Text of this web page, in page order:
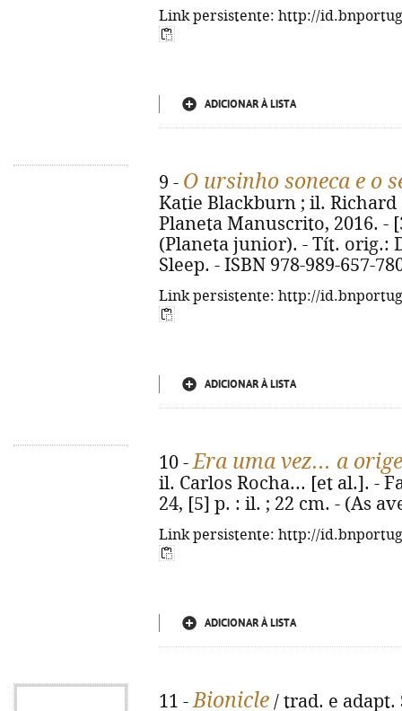
Link persistente: http://
ADICIONAR À LISTA
9 - O ursinho soneca e o
Katie Blackburn ; il. Richard
Planeta Manuscrito, 2016. -
(Planeta junior). - Tít. orig.:
Sleep. - ISBN 978-989-657-
Link persistente: http://
ADICIONAR À LISTA
10 -Era uma vez... a
il. Carlos Rocha... [et al.]. -
24, [5] p. : il. ; 22 cm. - (As
Link persistente: http://
ADICIONAR À LISTA
11 -Bionicle / trad. e adapt.